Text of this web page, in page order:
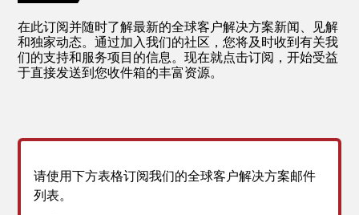
在此订阅并随时了解最新的全球客户解决方案新闻、见解
和独家动态。通过加入我们的社区，您将及时收到有关我
们的支持和服务项目的信息。现在就点击订阅，开始受益
于直接发送到您收件箱的丰富资源。
请使用下方表格订阅我们的全球客户解决方案邮件
列表。